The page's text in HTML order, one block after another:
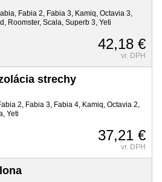
Fabia 2, Fabia 3, Kamiq, Octavia 3,
Roomster, Scala, Superb 3, Yeti
42,18 €
vr. DPH
strechy
2, Fabia 3, Fabia 4, Kamiq, Octavia 2,
Yeti
37,21 €
vr. DPH